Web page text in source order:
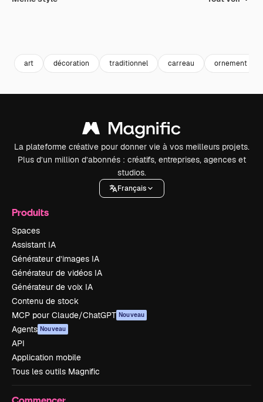
art décoration traditionnel carreau ornement
La plateforme créative pour donner vie à vos meilleurs projets.
Plus d’un million d’abonnés : créatifs, entreprises, agences et
studios.
Français
Produits
Spaces
Assistant IA
Générateur d’images IA
Générateur de vidéos IA
Générateur de voix IA
Contenu de stock
MCP pour Claude/ChatGPT Nouveau
Agents Nouveau
API
Application mobile
Tous les outils Magnific